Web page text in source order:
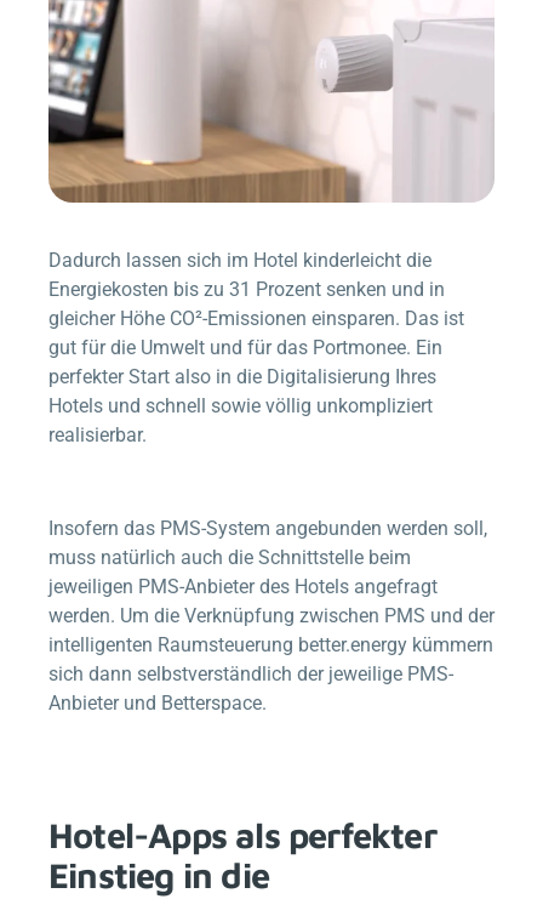
Dadurch lassen sich im Hotel kinderleicht die
Energiekosten bis zu 31 Prozent senken und in
gleicher Höhe CO²-Emissionen einsparen. Das ist
gut für die Umwelt und für das Portmonee. Ein
perfekter Start also in die Digitalisierung Ihres
Hotels und schnell sowie völlig unkompliziert
realisierbar.
Insofern das PMS-System angebunden werden soll,
muss natürlich auch die Schnittstelle beim
jeweiligen PMS-Anbieter des Hotels angefragt
werden. Um die Verknüpfung zwischen PMS und der
intelligenten Raumsteuerung better.energy kümmern
sich dann selbstverständlich der jeweilige PMS-
Anbieter und Betterspace.
Hotel-Apps als perfekter
Einstieg in die